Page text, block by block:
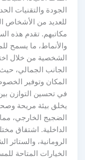
الجودة والتقنيات
للعديد من الأشخاص
مكاتبهم. تقدم هذه
والأنماط، ما يسمح
الشخصية من خلال
الجانب الجمالي، حيث
المكان وتوفير
في تحسين التوازن بين
يخلق بيئة مريحة
الضجيج الخارجي، مما
الداخلية. اشتقاق مختلف
الرومانية، والستائر
الخيارات المتاحة